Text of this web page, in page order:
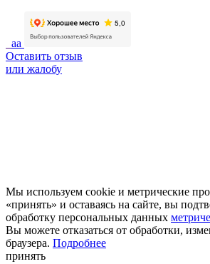
aa
Оставить отзыв
или жалобу
Мы используем cookie и метрические
«принять» и оставаясь на сайте, вы
обработку персональных данных
Вы можете отказаться от обработки,
браузера. Подробнее
принять